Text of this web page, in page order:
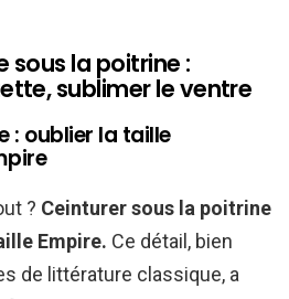
sous la poitrine :
sublimer le ventre
: oublier la taille
? Ceinturer sous la poitrine
Empire. Ce détail, bien
de littérature classique, a